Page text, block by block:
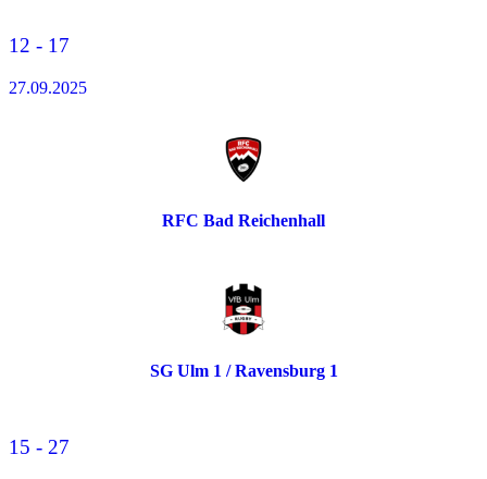
12 - 17
27.09.2025
RFC Bad Reichenhall
SG Ulm 1 / Ravensburg 1
15 - 27